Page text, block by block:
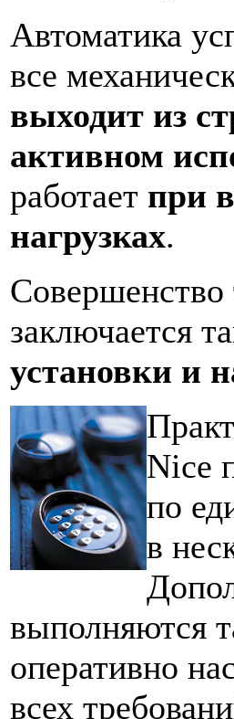
Автоматика
все
выходит из
активном
работает при
нагрузках.
Совершенство
заключается
установки и
Nice
по
в
выполняются
оперативно
всех